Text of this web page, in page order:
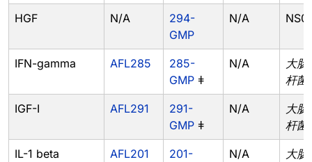
HGF N/A
294-
GMP
N/A NS0
IFN-gamma AFL285
285-
GMP ǂ
N/A
大肠
杆菌
IGF-I AFL291
291-
GMP ǂ
N/A
大肠
杆菌
IL-1 beta AFL201
201-
N/A
大肠